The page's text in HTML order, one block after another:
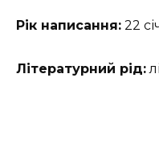
Рік написання: 22
Літературний рід: